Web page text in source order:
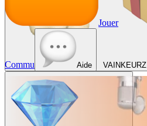
VAINKEURZ
Jouer
Commu Aide